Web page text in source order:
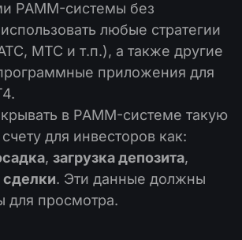
PAMM-системы без
любые стратегии
МТС и т.п.), а также другие
приложения для
в PAMM-системе такую
для инвесторов как:
, загрузка депозита,
. Эти данные должны
для просмотра.